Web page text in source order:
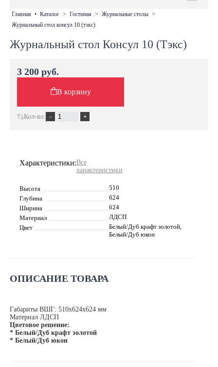
главная • каталог > гостиная > журнальные столы >
журнальный стол консул 10 (тэкс)
Журнальный стол Консул 10 (Тэкс)
Характеристики:Все
характеристики
Высота
510
Глубина
624
Ширина
624
Материал
ЛДСП
Цвет
Белый/Дуб крафт золотой,
Белый/Дуб юкон
ОПИСАНИЕ ТОВАРА
Габариты ВШГ: 510х624х624 мм
Материал ЛДСП
Цветовое решение:
* Белый/Дуб крафт золотой
* Белый/Дуб юкон
3 200 руб.
В корзину
Кол-во: